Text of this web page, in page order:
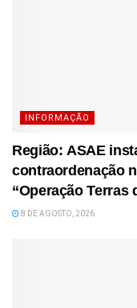
INFORMAÇÃO
Região: ASAE
contraordenação
“Operação Terras
8 DE AGOSTO, 2026